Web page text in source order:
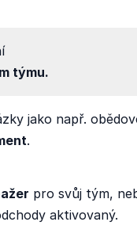
týmu.
jako např.
.
pro svůj tým,
aktivovaný.